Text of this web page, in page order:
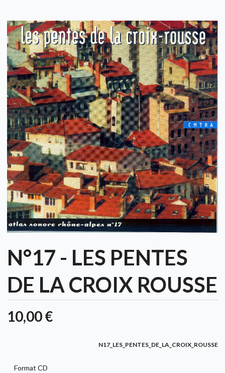
N°17 - LES PENTES
DE LA CROIX ROUSSE
10,00 €
N17_LES_PENTES_DE_LA_CROIX_ROUSSE
Format CD